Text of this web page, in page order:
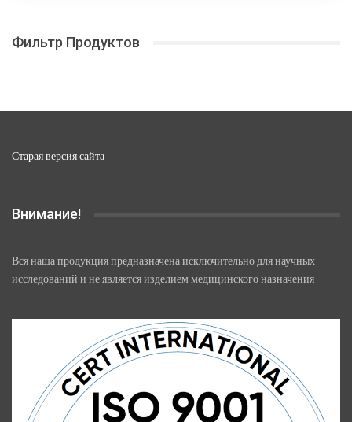
Фильтр Продуктов
Старая версия сайта
Внимание!
Вся наша продукция предназначена исключительно для научных
исследований и не является изделием медицинского назначения